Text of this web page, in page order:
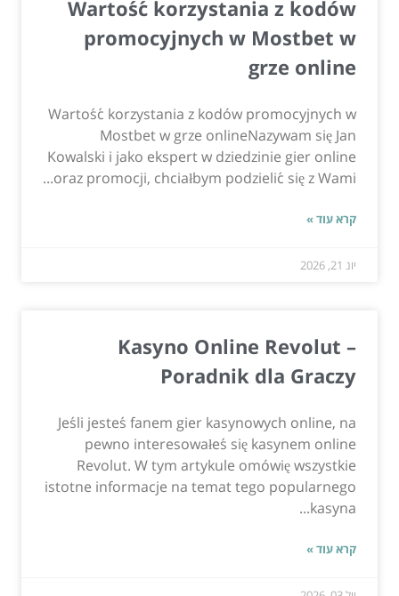
Wartość korzystania z kodów
promocyjnych w Mostbet w
grze online
Wartość korzystania z kodów promocyjnych w
Mostbet w grze onlineNazywam się Jan
Kowalski i jako ekspert w dziedzinie gier online
oraz promocji, chciałbym podzielić się z Wami...
קרא עוד »
יונ 21, 2026
Kasyno Online Revolut –
Poradnik dla Graczy
Jeśli jesteś fanem gier kasynowych online, na
pewno interesowałeś się kasynem online
Revolut. W tym artykule omówię wszystkie
istotne informacje na temat tego popularnego
kasyna...
קרא עוד »